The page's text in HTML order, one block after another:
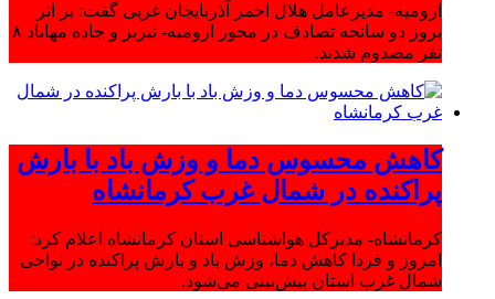
ارومیه- مدیرعامل هلال احمر آذربایجان غربی گفت: بر اثر
بروز دو سانحه تصادف در محور ارومیه- تبریز و جاده مهاباد ۸
نفر مصدوم شدند.
کاهش محسوس دما و وزش باد با بارش
پراکنده در شمال غرب کرمانشاه
کرمانشاه- مدیرکل هواشناسی استان کرمانشاه اعلام کرد:
امروز و فردا کاهش دما، وزش باد و بارش پراکنده در نواحی
شمال غرب استان پیش‌بینی می‌شود.